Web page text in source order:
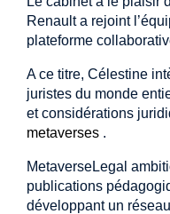
Renault a rejoint
plateforme
A ce titre, Célestine
juristes du monde
et considérations
metaverses .
MetaverseLegal
publications
développant un